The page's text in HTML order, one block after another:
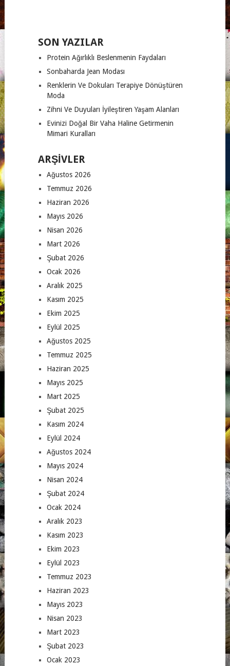
SON YAZILAR
Protein Ağırlıklı Beslenmenin Faydaları
Sonbaharda Jean Modası
Renklerin Ve Dokuları Terapiye Dönüştüren
Moda
Zihni Ve Duyuları İyileştiren Yaşam Alanları
Evinizi Doğal Bir Vaha Haline Getirmenin
Mimari Kuralları
ARŞIVLER
Ağustos 2026
Temmuz 2026
Haziran 2026
Mayıs 2026
Nisan 2026
Mart 2026
Şubat 2026
Ocak 2026
Aralık 2025
Kasım 2025
Ekim 2025
Eylül 2025
Ağustos 2025
Temmuz 2025
Haziran 2025
Mayıs 2025
Mart 2025
Şubat 2025
Kasım 2024
Eylül 2024
Ağustos 2024
Mayıs 2024
Nisan 2024
Şubat 2024
Ocak 2024
Aralık 2023
Kasım 2023
Ekim 2023
Eylül 2023
Temmuz 2023
Haziran 2023
Mayıs 2023
Nisan 2023
Mart 2023
Şubat 2023
Ocak 2023